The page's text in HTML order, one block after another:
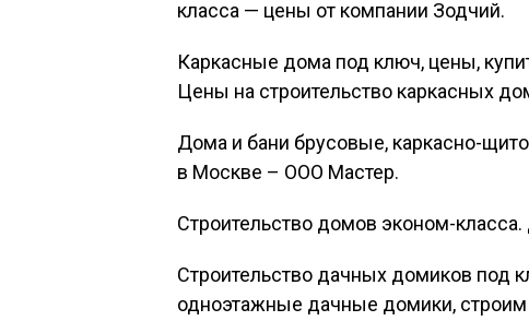
класса — цены от компании Зодчий.
Каркасные дома под ключ, цены,
Цены на строительство каркасных
Дома и бани брусовые, каркасно-
в Москве – ООО Мастер.
Строительство домов эконом-
Строительство дачных домиков под
одноэтажные дачные домики,